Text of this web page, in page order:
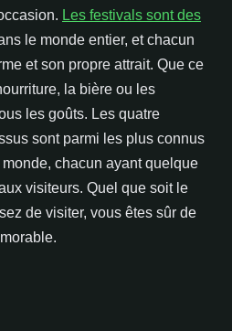
Les festivals sont des
le monde entier, et chacun
et son propre attrait. Que ce
la bière ou les
les goûts. Les quatre
sont parmi les plus connus
chacun ayant quelque
visiteurs. Quel que soit le
de visiter, vous êtes sûr de